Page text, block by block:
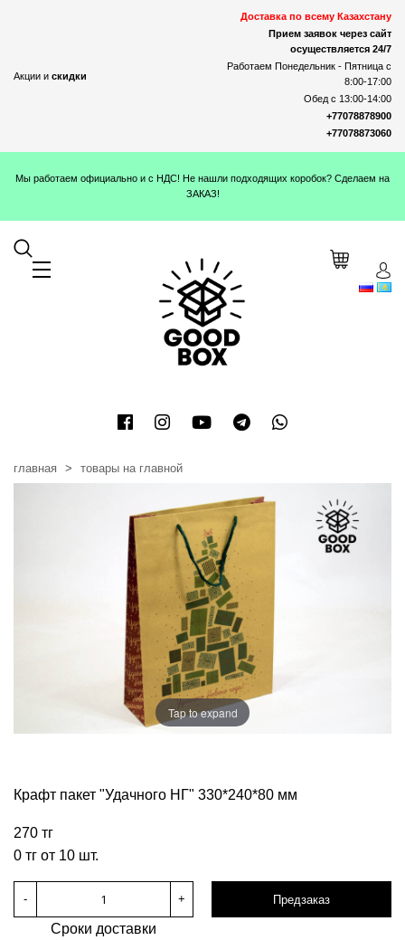
Акции и скидки
Доставка по всему Казахстану
Прием заявок через сайт
осуществляется 24/7
Работаем Понедельник - Пятница с
8:00-17:00
Обед с 13:00-14:00
+77078878900
+77078873060
Мы работаем официально и с НДС! Не нашли подходящих коробок? Сделаем на
ЗАКАЗ!
главная товары на главной
Tap to expand
Крафт пакет "Удачного НГ" 330*240*80 мм
270 тг
0 тг от 10 шт.
- + Предзаказ
Сроки доставки